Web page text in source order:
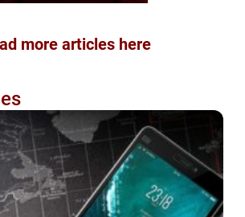
more articles here